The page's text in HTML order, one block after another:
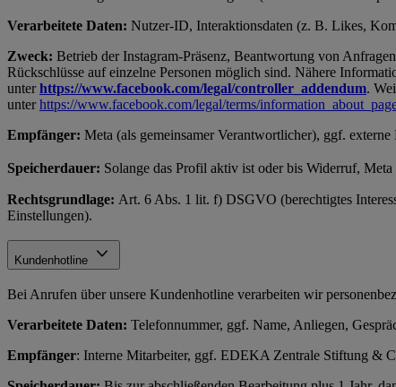
Verarbeitete Daten: Nutzer-ID, Interaktionsdaten (z. B. Likes,
Zweck: Betrieb der Instagram-Präsenz, Beantwortung von
Rückschlüsse auf einzelne Personen möglich sind. Nähere
unterhttps://www.facebook.com/legal/controller_addendum.
unterhttps://www.facebook.com/legal/terms/
Empfänger: Meta (als gemeinsamer Verantwortlicher), ggf.
Speicherdauer: Solange das Profil aktiv ist oder bis Widerruf,
Rechtsgrundlage: Art. 6 Abs. 1 lit. f) DSGVO (berechtigtes
Einstellungen).
Kundenhotline
Bei Anrufen über unsere Kundenhotline verarbeiten wir
Verarbeitete Daten: Telefonnummer, ggf. Name, Anliegen,
Empfänger: Interne Mitarbeiter, ggf. EDEKA Zentrale Stiftung &